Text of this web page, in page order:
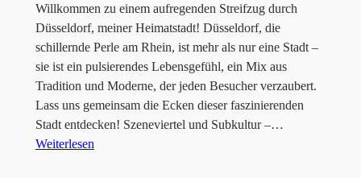
Willkommen zu einem aufregenden Streifzug durch
Düsseldorf, meiner Heimatstadt! Düsseldorf, die
schillernde Perle am Rhein, ist mehr als nur eine Stadt –
sie ist ein pulsierendes Lebensgefühl, ein Mix aus
Tradition und Moderne, der jeden Besucher verzaubert.
Lass uns gemeinsam die Ecken dieser faszinierenden
Stadt entdecken! Szeneviertel und Subkultur –…
Weiterlesen